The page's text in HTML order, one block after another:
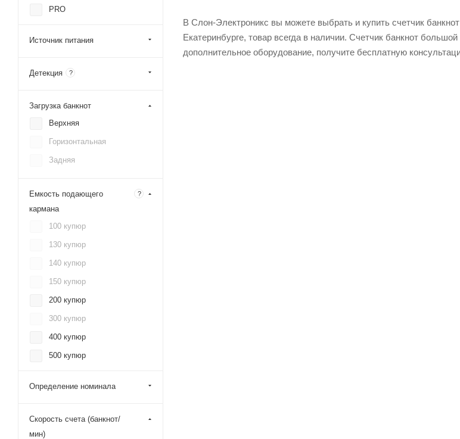
В Слон-Электроникс вы можете выбрать и купить счетчик
Екатеринбурге, товар всегда в наличии. Счетчик банкнот
дополнительное оборудование, получите бесплатную
PRO
Источник питания
Детекция ?
Загрузка банкнот
Верхняя
Горизонтальная
Задняя
Емкость подающего
кармана
?
100 купюр
130 купюр
140 купюр
150 купюр
200 купюр
300 купюр
400 купюр
500 купюр
800 купюр
Определение номинала
Скорость счета (банкнот/
мин)